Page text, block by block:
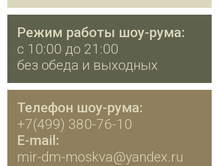
Режим работы шоу-рума:
с 10:00 до 21:00
без обеда и выходных
Телефон шоу-рума:
+7(499) 380-76-10
E-mail:
mir-dm-moskva@yandex.ru